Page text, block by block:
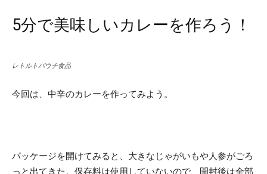
5分で美味しいカレーを作ろう！
レトルトパウチ食品
今回は、中辛のカレーを作ってみよう。
パッケージを開けてみると、大きなじゃがいもや人参がごろ
っと出てきた。保存料は使用していないので、開封後は全部